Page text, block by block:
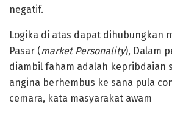
negatif.
Logika di atas dapat dihubungkan
Pasar (market Personality), Dalam
diambil faham adalah kepribdaian
angina berhembus ke sana pula
cemara, kata masyarakat awam